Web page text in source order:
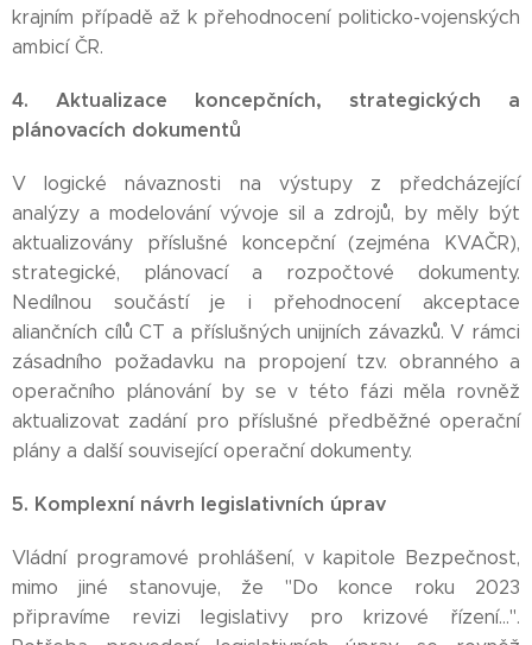
krajním případě až k přehodnocení politicko-vojenských
ambicí ČR.
4. Aktualizace koncepčních, strategických a
plánovacích dokumentů
V logické návaznosti na výstupy z předcházející
analýzy a modelování vývoje sil a zdrojů, by měly být
aktualizovány příslušné koncepční (zejména KVAČR),
strategické, plánovací a rozpočtové dokumenty.
Nedílnou součástí je i přehodnocení akceptace
aliančních cílů CT a příslušných unijních závazků. V rámci
zásadního požadavku na propojení tzv. obranného a
operačního plánování by se v této fázi měla rovněž
aktualizovat zadání pro příslušné předběžné operační
plány a další související operační dokumenty.
5. Komplexní návrh legislativních úprav
Vládní programové prohlášení, v kapitole Bezpečnost,
mimo jiné stanovuje, že "Do konce roku 2023
připravíme revizi legislativy pro krizové řízení...".